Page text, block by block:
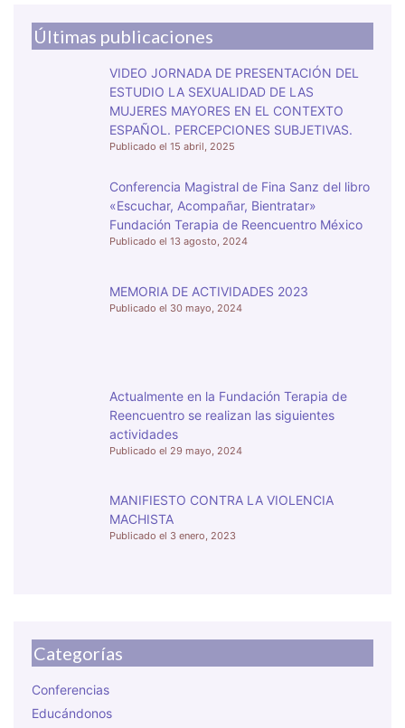
Últimas publicaciones
VIDEO JORNADA DE PRESENTACIÓN DEL
ESTUDIO LA SEXUALIDAD DE LAS
MUJERES MAYORES EN EL CONTEXTO
ESPAÑOL. PERCEPCIONES SUBJETIVAS.
15 abril, 2025
Conferencia Magistral de Fina Sanz del libro
«Escuchar, Acompañar, Bientratar»
Fundación Terapia de Reencuentro México
13 agosto, 2024
MEMORIA DE ACTIVIDADES 2023
30 mayo, 2024
Actualmente en la Fundación Terapia de
Reencuentro se realizan las siguientes
actividades
29 mayo, 2024
MANIFIESTO CONTRA LA VIOLENCIA
MACHISTA
3 enero, 2023
Categorías
Conferencias
Educándonos